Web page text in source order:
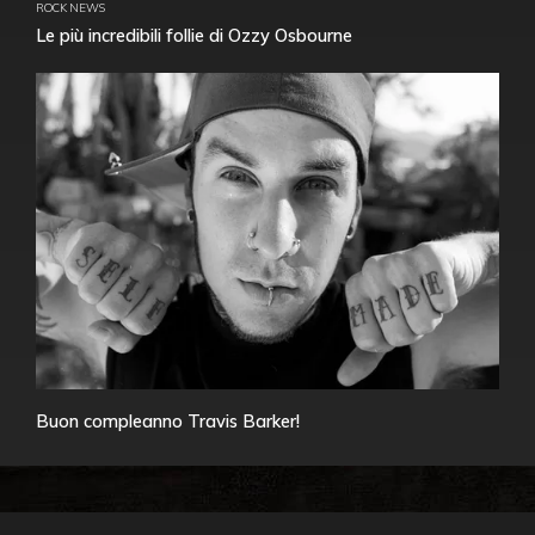
ROCK NEWS
Le più incredibili follie di Ozzy Osbourne
Buon compleanno Travis Barker!